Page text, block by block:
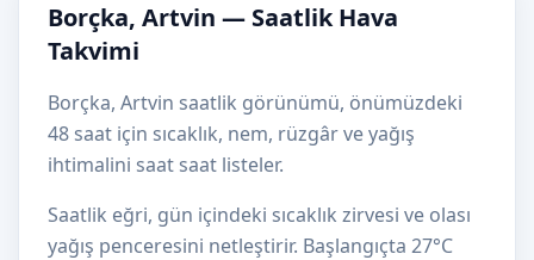
Borçka, Artvin — Saatlik Hava
Takvimi
Borçka, Artvin saatlik görünümü, önümüzdeki
48 saat için sıcaklık, nem, rüzgâr ve yağış
ihtimalini saat saat listeler.
Saatlik eğri, gün içindeki sıcaklık zirvesi ve olası
yağış penceresini netleştirir. Başlangıçta 27°C